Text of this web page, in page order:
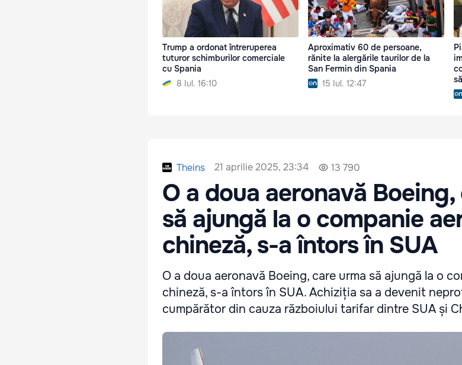
Trump a ordonat întreruperea
tuturor schimburilor comerciale
cu Spania
8 Iul. 16:10
Aproximativ 60 de persoane,
rănite la alergările taurilor de la
San Fermin din Spania
15 Iul. 12:47
Theins 21 aprilie 2025, 23:34 13 790
O a doua aeronavă
să ajungă la o companie
chineză, s-a întors în SUA
O a doua aeronavă Boeing, care urma să ajungă la o
chineză, s-a întors în SUA. Achiziția sa a devenit
cumpărător din cauza războiului tarifar dintre SUA și